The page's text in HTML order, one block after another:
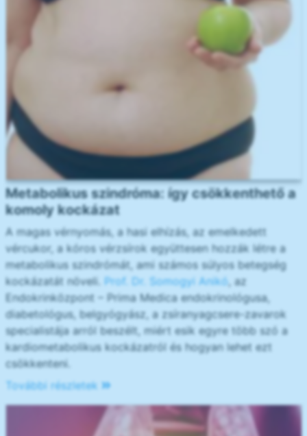
Metabolikus szindróma: így csökkenthető a
komoly kockázat
A magas vérnyomás, a hasi elhízás, az emelkedett
vércukor, a kóros vérzsírok együttesen hozzák létre a
metabolikus szindrómát, ami számos súlyos betegség
kockázatát növeli. Prof. Dr. Somogyi Anikó, az
Endokrinközpont – Prima Medica endokrinológusa,
diabetológus, belgyógyász, a zsíranyagcsere-zavarok
specialistája arról beszélt, miért esik egyre több szó a
kardiometabolikus kockázatról és hogyan lehet ezt
csökkenteni.
További részletek